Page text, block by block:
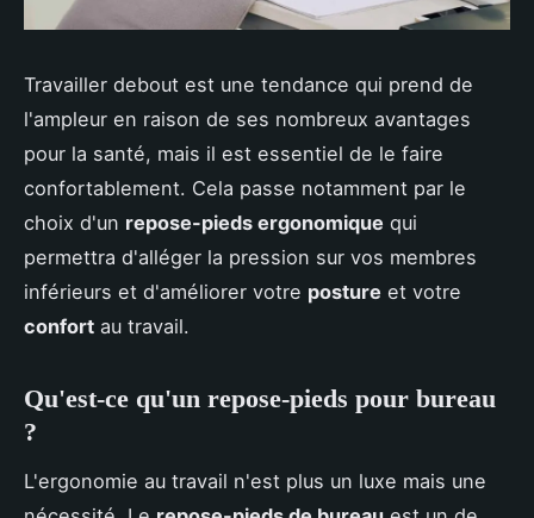
Travailler debout est une tendance qui prend de
l'ampleur en raison de ses nombreux avantages
pour la santé, mais il est essentiel de le faire
confortablement. Cela passe notamment par le
choix d'un repose-pieds ergonomique qui
permettra d'alléger la pression sur vos membres
inférieurs et d'améliorer votre posture et votre
confort au travail.
Qu'est-ce qu'un repose-pieds pour bureau
?
L'ergonomie au travail n'est plus un luxe mais une